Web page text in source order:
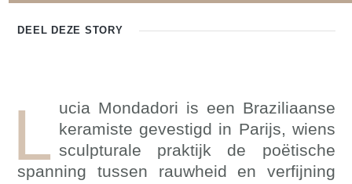
DEEL DEZE STORY
L ucia Mondadori is een Braziliaanse
keramiste gevestigd in Parijs, wiens
sculpturale praktijk de poëtische
spanning tussen rauwheid en verfijning